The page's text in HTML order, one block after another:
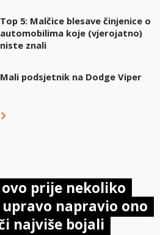
Top 5: Malčice blesave činjenice o
automobilima koje (vjerojatno)
niste znali
Mali podsjetnik na Dodge Viper
prije nekoliko
upravo napravio ono
najviše bojali